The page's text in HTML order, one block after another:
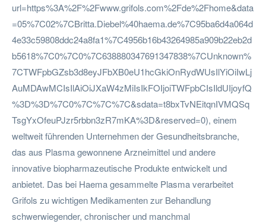
url=https%3A%2F%2Fwww.grifols.com%2Fde%2Fhome&data
=05%7C02%7CBritta.Diebel%40haema.de%7C95ba6d4a064d
4e33c59808ddc24a8fa1%7C4956b16b43264985a909b22eb2d
b5618%7C0%7C0%7C638880347691347838%7CUnknown%
7CTWFpbGZsb3d8eyJFbXB0eU1hcGkiOnRydWUsIlYiOiIwLj
AuMDAwMCIsIlAiOiJXaW4zMiIsIkFOIjoiTWFpbCIsIldUIjoyfQ
%3D%3D%7C0%7C%7C%7C&sdata=t8bxTvNEitqnIVMQSq
TsgYxOfeuPJzr5rbbn3zR7mKA%3D&reserved=0), einem
weltweit führenden Unternehmen der Gesundheitsbranche,
das aus Plasma gewonnene Arzneimittel und andere
innovative biopharmazeutische Produkte entwickelt und
anbietet. Das bei Haema gesammelte Plasma verarbeitet
Grifols zu wichtigen Medikamenten zur Behandlung
schwerwiegender, chronischer und manchmal